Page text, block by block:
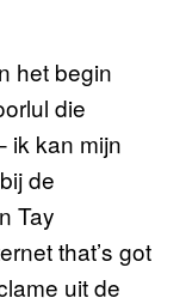
het begin
die
ik kan mijn
de
Tay
that’s got
uit de